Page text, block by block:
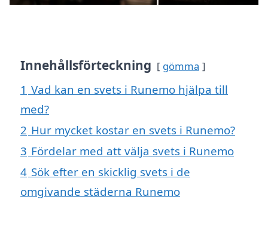
Innehållsförteckning gömma
1 Vad kan en svets i Runemo hjälpa till
med?
2 Hur mycket kostar en svets i Runemo?
3 Fördelar med att välja svets i Runemo
4 Sök efter en skicklig svets i de
omgivande städerna Runemo